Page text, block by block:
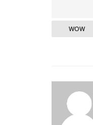
WOW